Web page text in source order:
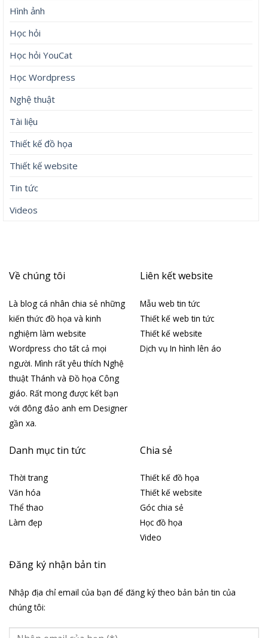
Hình ảnh
Học hỏi
Học hỏi YouCat
Học Wordpress
Nghệ thuật
Tài liệu
Thiết kế đồ họa
Thiết kế website
Tin tức
Videos
Về chúng tôi
Là blog cá nhân chia sẻ những
kiến thức đồ họa và kinh
nghiệm làm website
Wordpress cho tất cả mọi
người. Mình rất yêu thích Nghệ
thuật Thánh và Đồ họa Công
giáo. Rất mong được kết bạn
với đông đảo anh em Designer
gần xa.
Liên kết website
Mẫu web tin tức
Thiết kế web tin tức
Thiết kế website
Dịch vụ In hình lên áo
Danh mục tin tức
Thời trang
Văn hóa
Thể thao
Làm đẹp
Chia sẻ
Thiết kế đồ họa
Thiết kế website
Góc chia sẻ
Học đồ họa
Video
Đăng ký nhận bản tin
Nhập địa chỉ email của bạn để đăng ký theo bản bản tin của
chúng tôi: